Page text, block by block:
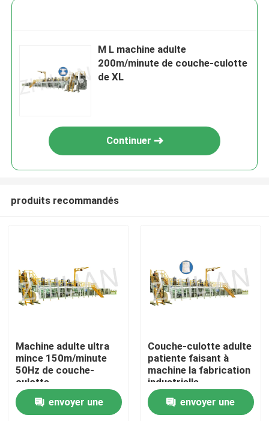
Accueil
A propos de nous
Contacts
M L machine adulte
200m/minute de couche-culotte
de XL
Continuer
produits recommandés
Machine adulte ultra
mince 150m/minute
50Hz de couche-
culotte
envoyer une
Couche-culotte adulte
patiente faisant à
machine la fabrication
industrielle
envoyer une